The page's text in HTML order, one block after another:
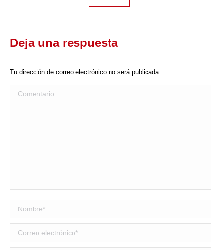
WhatsApp
Deja una respuesta
Tu dirección de correo electrónico no será publicada.
Comentario
Nombre *
Correo electrónico *